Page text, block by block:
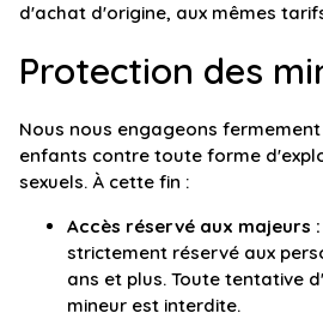
d'achat d'origine, aux mêmes
Protection des
Nous nous engageons
enfants contre toute forme
sexuels. À cette fin :
Accès réservé aux majeurs :
strictement réservé aux
ans et plus. Toute tentative
mineur est interdite.